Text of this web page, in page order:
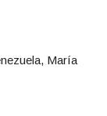
María